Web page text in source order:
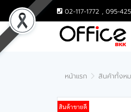
02-117-1772 , 095-
หน้าแรก สินค้าทั้งห
สินค้าขายดี